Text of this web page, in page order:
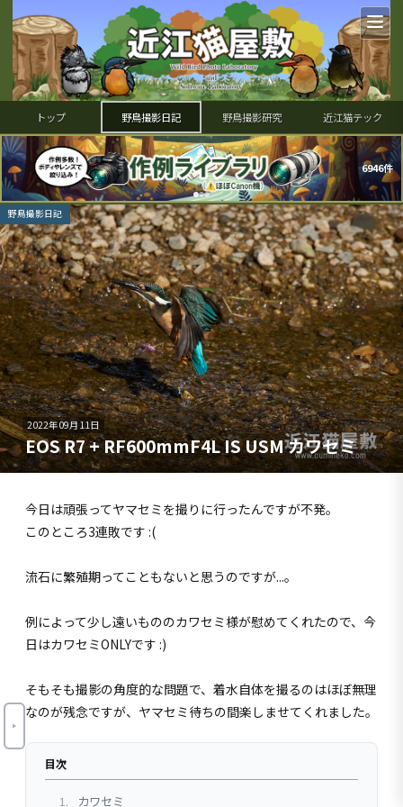
トップ 野鳥撮影日記 野鳥撮影研究 近江猫テック
6946件
野鳥撮影日記
2022年09月11日
EOS R7 + RF600mmF4L IS USM カワセミ
今日は頑張ってヤマセミを撮りに行ったんですが不発。
このところ3連敗です :(
流石に繁殖期ってこともないと思うのですが...。
例によって少し遠いもののカワセミ様が慰めてくれたので、今
日はカワセミONLYです :)
そもそも撮影の角度的な問題で、着水自体を撮るのはほぼ無理
なのが残念ですが、ヤマセミ待ちの間楽しませてくれました。
目次
1. カワセミ